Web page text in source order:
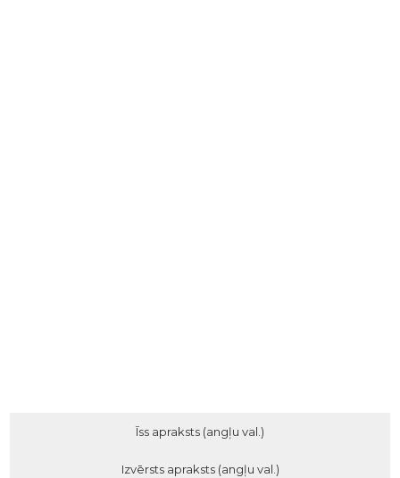
Īss apraksts (angļu val.)
Izvērsts apraksts (angļu val.)